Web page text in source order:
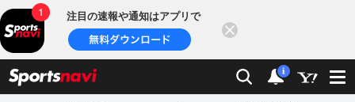
注目の速報や通知はアプリで
検索 通知
i